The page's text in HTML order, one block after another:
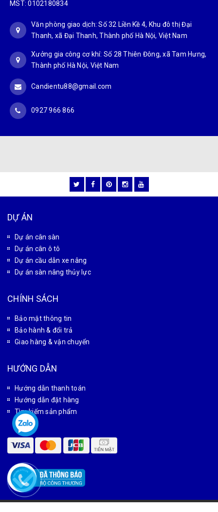
CÔNG TY CỔ PHẦN CÔNG NGHỆ TỰ ĐỘNG TÂN PHÁT
Văn phòng giao dịch: Số 32 Liền Kề 4, Khu đô thị Đại
Thanh, xã Đại Thanh, Thành phố Hà Nội, Việt Nam
0927 966 866
DỰ ÁN
Dự án cân sàn
Dự án cân ô tô
Dự án cầu dẫn xe nâng
Dự án sàn nâng thủy lực
CHÍNH SÁCH